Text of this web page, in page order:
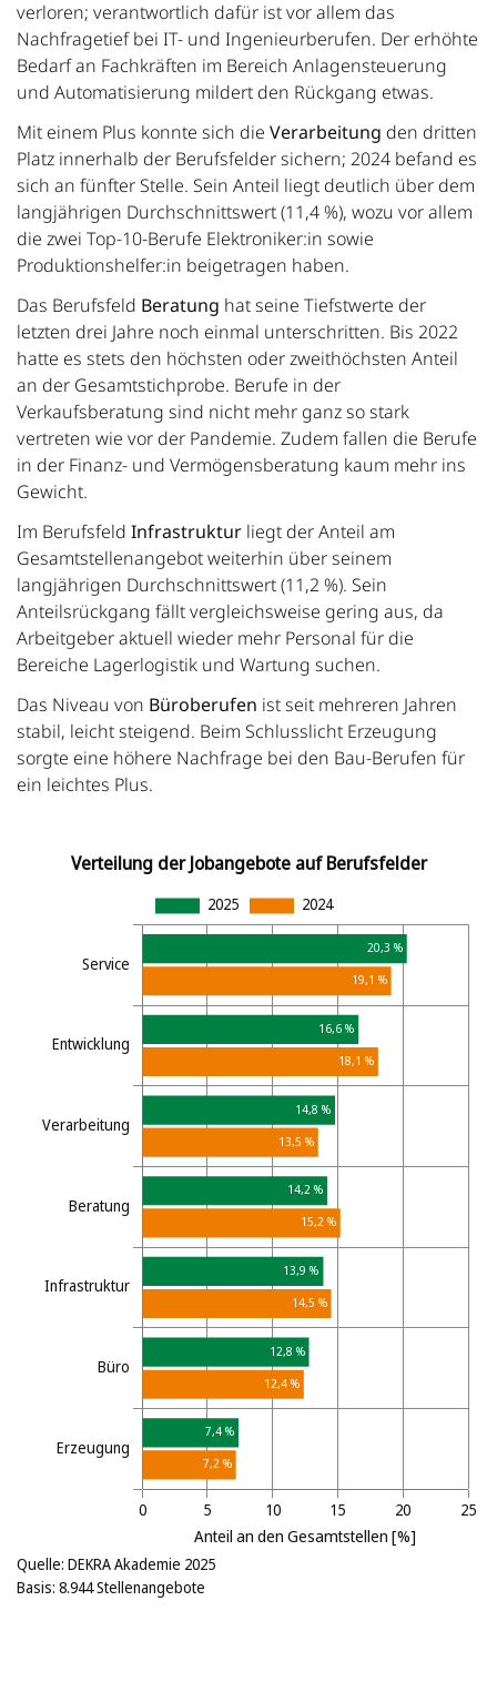
verloren; verantwortlich dafür ist vor allem das
Nachfragetief bei IT- und Ingenieurberufen. Der erhöhte
Bedarf an Fachkräften im Bereich Anlagensteuerung
und Automatisierung mildert den Rückgang etwas.
Mit einem Plus konnte sich die Verarbeitung den dritten
Platz innerhalb der Berufsfelder sichern; 2024 befand es
sich an fünfter Stelle. Sein Anteil liegt deutlich über dem
langjährigen Durchschnittswert (11,4 %), wozu vor allem
die zwei Top-10-Berufe Elektroniker:in sowie
Produktionshelfer:in beigetragen haben.
Das Berufsfeld Beratung hat seine Tiefstwerte der
letzten drei Jahre noch einmal unterschritten. Bis 2022
hatte es stets den höchsten oder zweithöchsten Anteil
an der Gesamtstichprobe. Berufe in der
Verkaufsberatung sind nicht mehr ganz so stark
vertreten wie vor der Pandemie. Zudem fallen die Berufe
in der Finanz- und Vermögensberatung kaum mehr ins
Gewicht.
Im Berufsfeld Infrastruktur liegt der Anteil am
Gesamtstellenangebot weiterhin über seinem
langjährigen Durchschnittswert (11,2 %). Sein
Anteilsrückgang fällt vergleichsweise gering aus, da
Arbeitgeber aktuell wieder mehr Personal für die
Bereiche Lagerlogistik und Wartung suchen.
Das Niveau von Büroberufen ist seit mehreren Jahren
stabil, leicht steigend. Beim Schlusslicht Erzeugung
sorgte eine höhere Nachfrage bei den Bau-Berufen für
ein leichtes Plus.
Quelle: DEKRA Akademie 2025
Basis: 8.944 Stellenangebote